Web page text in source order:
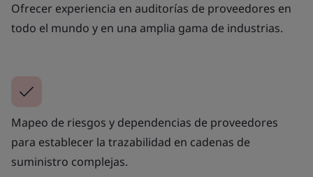
Ofrecer experiencia en auditorías de proveedores en
todo el mundo y en una amplia gama de industrias.
Mapeo de riesgos y dependencias de proveedores
para establecer la trazabilidad en cadenas de
suministro complejas.